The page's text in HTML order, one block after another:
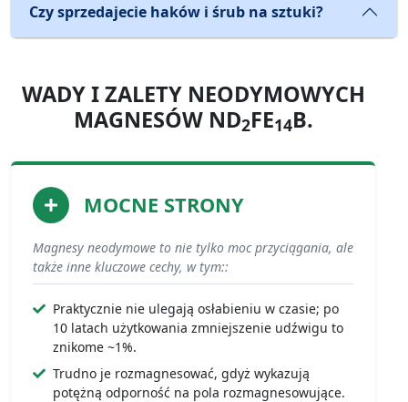
Czy sprzedajecie haków i śrub na sztuki?
WADY I ZALETY NEODYMOWYCH
MAGNESÓW ND2FE14B.
MOCNE STRONY
Magnesy neodymowe to nie tylko moc przyciągania, ale
także inne kluczowe cechy, w tym::
Praktycznie nie ulegają osłabieniu w czasie; po
10 latach użytkowania zmniejszenie udźwigu to
znikome ~1%.
Trudno je rozmagnesować, gdyż wykazują
potężną odporność na pola rozmagnesowujące.